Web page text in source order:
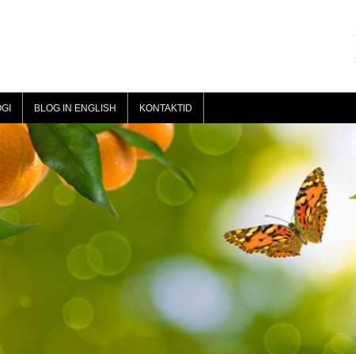
BLOG IN ENGLISH KONTAKTID